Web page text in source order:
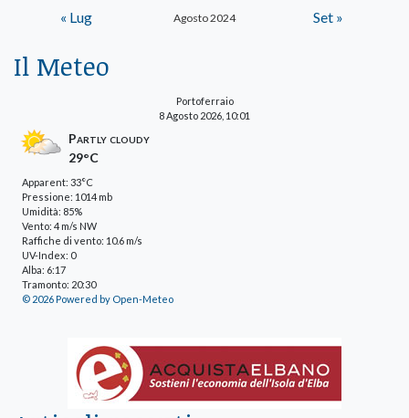
Agosto 2024
« Lug Set »
Il Meteo
Portoferraio
8 Agosto 2026, 10:01
Partly cloudy
29°C
Apparent: 33°C
Pressione: 1014 mb
Umidità: 85%
Vento: 4 m/s NW
Raffiche di vento: 10.6 m/s
UV-Index: 0
Alba: 6:17
Tramonto: 20:30
© 2026 Powered by Open-Meteo